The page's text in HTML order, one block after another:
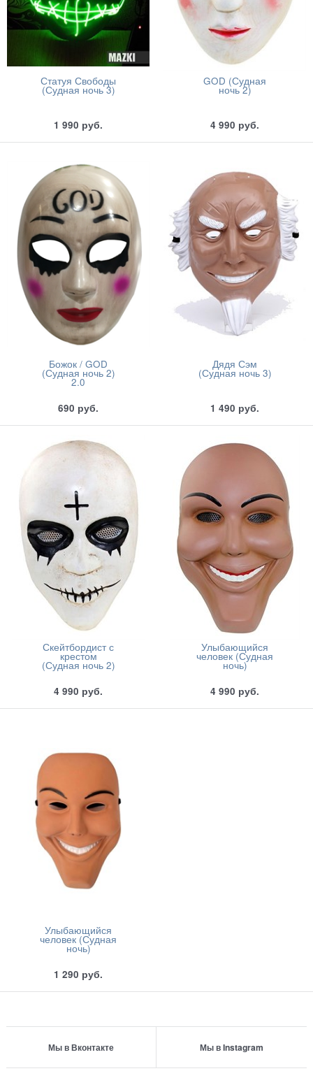
Статуя Свободы
(Судная ночь 3)
1 990 руб.
GOD (Судная
ночь 2)
4 990 руб.
Божок / GOD
(Судная ночь 2)
2.0
690 руб.
Дядя Сэм
(Судная ночь 3)
1 490 руб.
Скейтбордист с
крестом
(Судная ночь 2)
4 990 руб.
Улыбающийся
человек (Судная
ночь)
4 990 руб.
Улыбающийся
человек (Судная
ночь)
1 290 руб.
Мы в Вконтакте Мы в Instagram